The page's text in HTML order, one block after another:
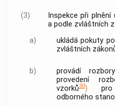
(3)
Inspekce při
a podle zvláštních
a)
ukládá pokuty
zvláštních
b)
provádí
provedení
vzorků30) pro
odborného